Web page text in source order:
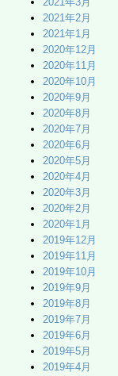
2021年2月
2021年1月
2020年12月
2020年11月
2020年10月
2020年9月
2020年8月
2020年7月
2020年6月
2020年5月
2020年4月
2020年3月
2020年2月
2020年1月
2019年12月
2019年11月
2019年10月
2019年9月
2019年8月
2019年7月
2019年6月
2019年5月
2019年4月